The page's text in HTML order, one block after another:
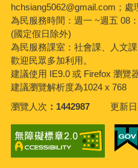
hchsiang5062@gmail.com；
為民服務時間：週一 ~週五 08
(國定假日除外)
為民服務課室：社會課、人文
歡迎民眾多加利用。
建議使用 IE9.0 或 Firefox 瀏覽
建議瀏覽解析度為1024 x 768
瀏覽人次
1442987 更新